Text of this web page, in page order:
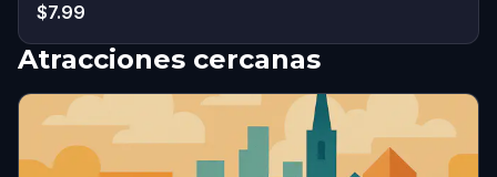
$7.99
Atracciones cercanas